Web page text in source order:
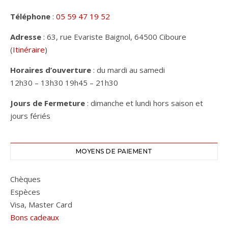
Téléphone : 05 59 47 19 52
Adresse : 63, rue Evariste Baignol, 64500 Ciboure
(Itinéraire)
Horaires d’ouverture : du mardi au samedi
12h30 – 13h30 19h45 – 21h30
Jours de Fermeture : dimanche et lundi hors saison et
jours fériés
MOYENS DE PAIEMENT
Chèques
Espèces
Visa, Master Card
Bons cadeaux